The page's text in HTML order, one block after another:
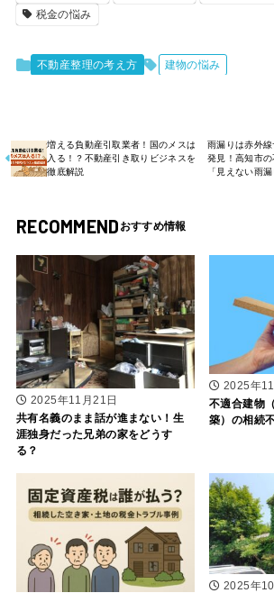
税金の悩み
不動産整理の考え方 建物の悩み
増える負動産引取業者！国のメスは
入る！？不動産引き取りビジネスを
徹底解説
雨漏りは赤外
発見！高知市
「見えない雨
RECOMMEND
2025年11月21日
共有名義のまま話が進まない！生
涯独身だった兄弟の家をどうす
る？
2025年
不適合建物
築）の相続
2025年